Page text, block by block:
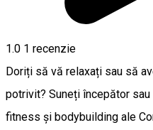
1.0 1 recenzie
Doriți să vă relaxați sau să
potrivit? Suneți începător
fitness și bodybuilding ale